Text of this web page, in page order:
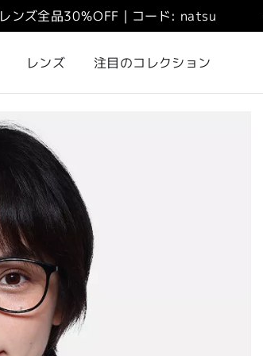
レンズ全品30％OFF｜コード: natsu
レンズ 注目のコレクション